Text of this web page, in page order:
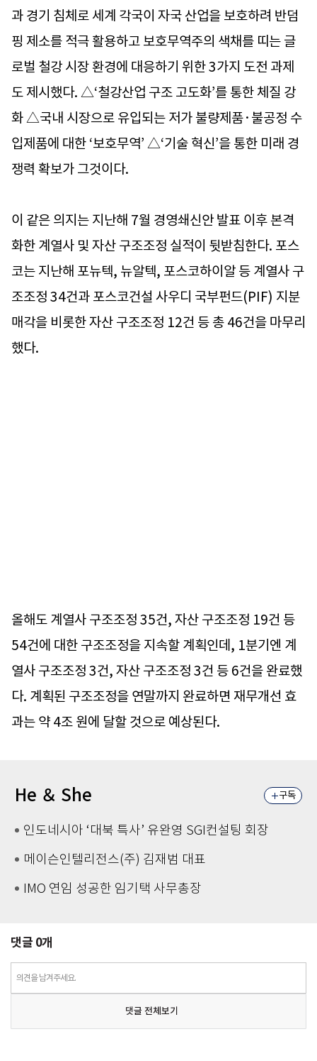
과 경기 침체로 세계 각국이 자국 산업을 보호하려 반덤
핑 제소를 적극 활용하고 보호무역주의 색채를 띠는 글
로벌 철강 시장 환경에 대응하기 위한 3가지 도전 과제
도 제시했다. △‘철강산업 구조 고도화’를 통한 체질 강
화 △국내 시장으로 유입되는 저가 불량제품·불공정 수
입제품에 대한 ‘보호무역’ △‘기술 혁신’을 통한 미래 경
쟁력 확보가 그것이다.
이 같은 의지는 지난해 7월 경영쇄신안 발표 이후 본격
화한 계열사 및 자산 구조조정 실적이 뒷받침한다. 포스
코는 지난해 포뉴텍, 뉴알텍, 포스코하이알 등 계열사 구
조조정 34건과 포스코건설 사우디 국부펀드(PIF) 지분
매각을 비롯한 자산 구조조정 12건 등 총 46건을 마무리
했다.
올해도 계열사 구조조정 35건, 자산 구조조정 19건 등
54건에 대한 구조조정을 지속할 계획인데, 1분기엔 계
열사 구조조정 3건, 자산 구조조정 3건 등 6건을 완료했
다. 계획된 구조조정을 연말까지 완료하면 재무개선 효
과는 약 4조 원에 달할 것으로 예상된다.
He ＆ She 구독
인도네시아 ‘대북 특사’ 유완영 SGI컨설팅 회장
메이슨인텔리전스(주) 김재범 대표
IMO 연임 성공한 임기택 사무총장
댓글 0개
의견을 남겨주세요.
댓글 전체보기